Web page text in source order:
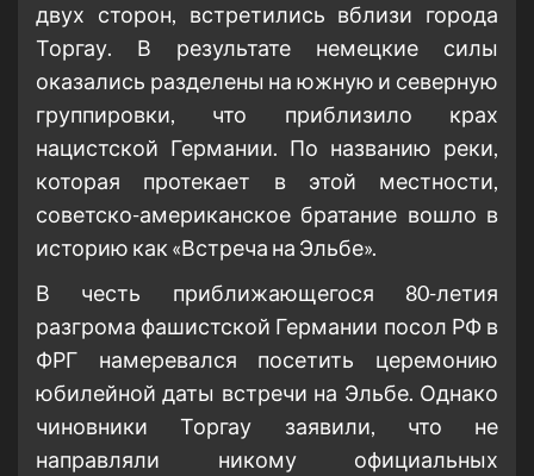
двух сторон, встретились вблизи города
Торгау. В результате немецкие силы
оказались разделены на южную и северную
группировки, что приблизило крах
нацистской Германии. По названию реки,
которая протекает в этой местности,
советско-американское братание вошло в
историю как «Встреча на Эльбе».
В честь приближающегося 80-летия
разгрома фашистской Германии посол РФ в
ФРГ намеревался посетить церемонию
юбилейной даты встречи на Эльбе. Однако
чиновники Торгау заявили, что не
направляли никому официальных